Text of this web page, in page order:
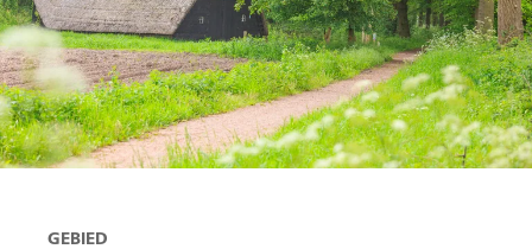
GEBIED